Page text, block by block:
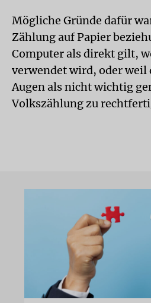
Mögliche Gründe dafür
Zählung auf Papier
Computer als direkt gilt,
verwendet wird, oder weil
Augen als nicht wichtig
Volkszählung zu